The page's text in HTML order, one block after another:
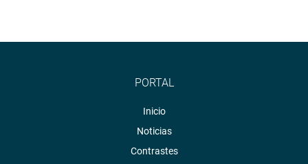
PORTAL
Inicio
Noticias
Contrastes